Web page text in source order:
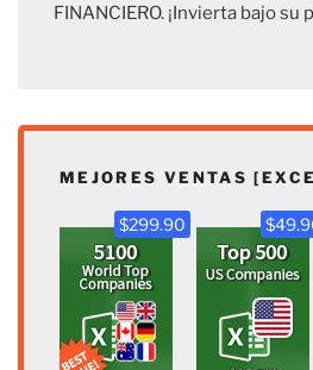
FINANCIERO. ¡Invierta bajo su
MEJORES VENTAS
$299.90